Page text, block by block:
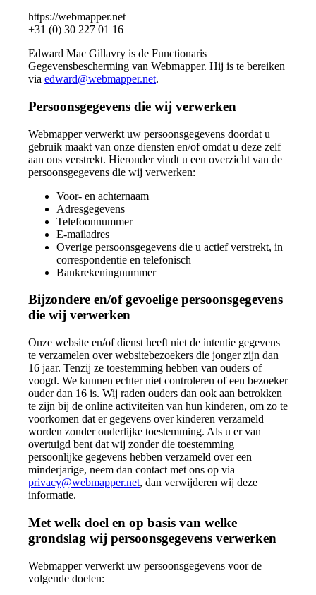
https://webmapper.net
+31 (0) 30 227 01 16
Edward Mac Gillavry is de Functionaris
Gegevensbescherming van Webmapper. Hij is te bereiken
via edward@webmapper.net.
Persoonsgegevens die wij verwerken
Webmapper verwerkt uw persoonsgegevens doordat u
gebruik maakt van onze diensten en/of omdat u deze zelf
aan ons verstrekt. Hieronder vindt u een overzicht van de
persoonsgegevens die wij verwerken:
Voor- en achternaam
Adresgegevens
Telefoonnummer
E-mailadres
Overige persoonsgegevens die u actief verstrekt, in
correspondentie en telefonisch
Bankrekeningnummer
Bijzondere en/of gevoelige persoonsgegevens
die wij verwerken
Onze website en/of dienst heeft niet de intentie gegevens
te verzamelen over websitebezoekers die jonger zijn dan
16 jaar. Tenzij ze toestemming hebben van ouders of
voogd. We kunnen echter niet controleren of een bezoeker
ouder dan 16 is. Wij raden ouders dan ook aan betrokken
te zijn bij de online activiteiten van hun kinderen, om zo te
voorkomen dat er gegevens over kinderen verzameld
worden zonder ouderlijke toestemming. Als u er van
overtuigd bent dat wij zonder die toestemming
persoonlijke gegevens hebben verzameld over een
minderjarige, neem dan contact met ons op via
privacy@webmapper.net, dan verwijderen wij deze
informatie.
Met welk doel en op basis van welke
grondslag wij persoonsgegevens verwerken
Webmapper verwerkt uw persoonsgegevens voor de
volgende doelen: